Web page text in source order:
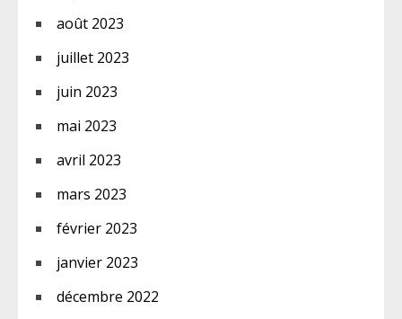
août 2023
juillet 2023
juin 2023
mai 2023
avril 2023
mars 2023
février 2023
janvier 2023
décembre 2022